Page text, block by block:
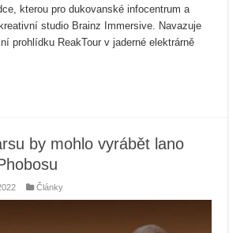
kterou pro dukovanské infocentrum a
studio Brainz Immersive. Navazuje
prohlídku ReakTour v jaderné elektrárně
by mohlo vyrábět lano
Články